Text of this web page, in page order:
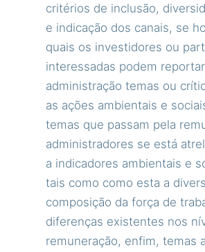
critérios de inclusão,
e indicação dos canais, se
quais os investidores ou
interessadas podem
administração temas ou
as ações ambientais e
temas que passam pela
administradores se está
a indicadores ambientais e
tais como como esta a
composição da força de
diferenças existentes nos
remuneração, enfim, temas